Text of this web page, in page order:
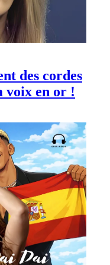
des cordes
voix en or !